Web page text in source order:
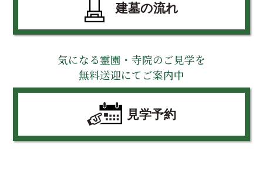
建墓の流れ
気になる霊園・寺院のご見学を
無料送迎にてご案内中
見学予約